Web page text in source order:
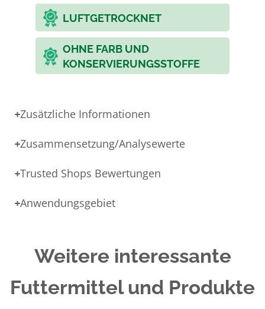
LUFTGETROCKNET
OHNE FARB UND
KONSERVIERUNGSSTOFFE
Zusätzliche Informationen
Zusammensetzung/Analysewerte
Trusted Shops Bewertungen
Anwendungsgebiet
Weitere interessante
Futtermittel und Produkte